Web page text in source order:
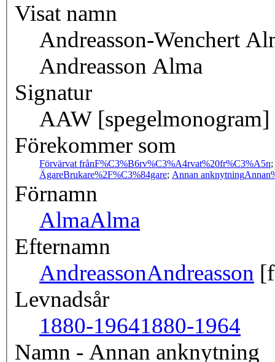
Visat namn
Andreasson-Wenchert
Andreasson Alma
Signatur
AAW [spegelmonogram]
Förekommer som
Förvärvat frånF%C3%B6rv%C3%A4rvat%20fr%C3%A5n;
ÄgareBrukare%2F%C3%84gare; Annan anknytning
Förnamn
AlmaAlma
Efternamn
AndreassonAndreasson
Levnadsår
1880-19641880-1964
Namn - Annan anknytning